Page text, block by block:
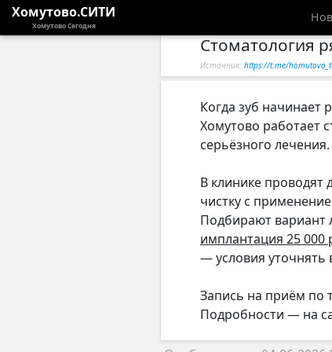
Хомутово.СИТИ
Хомутово Сегодня
Стоматология
Источник: https://t.me/
Когда зуб начинает
Хомутово работает
серьёзного лечения.
В клинике проводят
чистку с
Подбирают вариант
имплантация 25
— условия уточнять
Запись на приём по
Подробности — на